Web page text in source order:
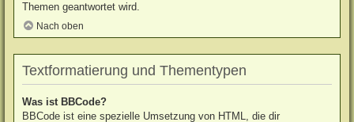
Themen geantwortet wird.
Nach oben
Textformatierung und Thementypen
Was ist BBCode?
BBCode ist eine spezielle Umsetzung von HTML, die dir